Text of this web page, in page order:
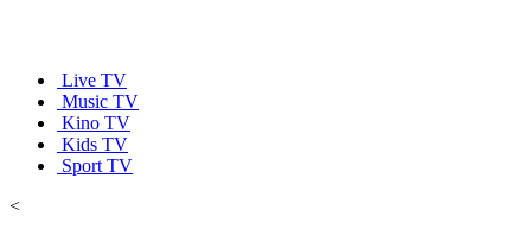
Live TV
Music TV
Kino TV
Kids TV
Sport TV
<